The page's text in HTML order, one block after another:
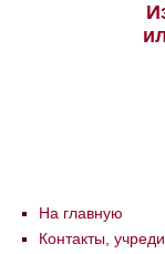
На главную
Контакты,